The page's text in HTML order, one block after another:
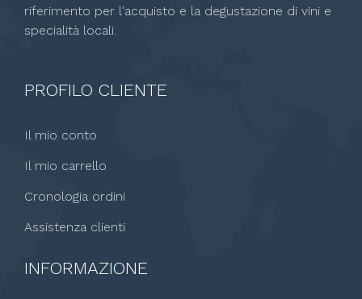
riferimento per l'acquisto e la degustazione di vini e
specialità locali.
PROFILO CLIENTE
Il mio conto
Il mio carrello
Cronologia ordini
Assistenza clienti
INFORMAZIONE